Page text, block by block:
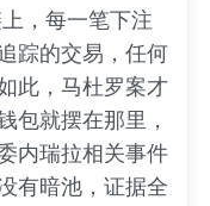
，每一笔下注
踪的交易，任何
此，马杜罗案才
包就摆在那里，
内瑞拉相关事件
有暗池，证据全